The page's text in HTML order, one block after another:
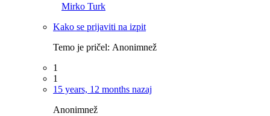
Mirko Turk
Kako se prijaviti na izpit
Temo je pričel: Anonimnež
1
1
15 years, 12 months nazaj
Anonimnež